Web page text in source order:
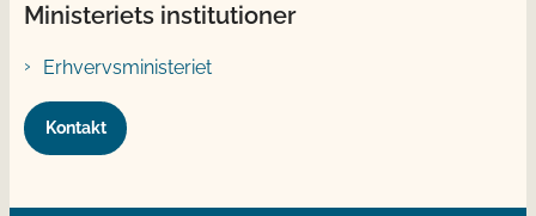
Ministeriets institutioner
Erhvervsministeriet
Kontakt